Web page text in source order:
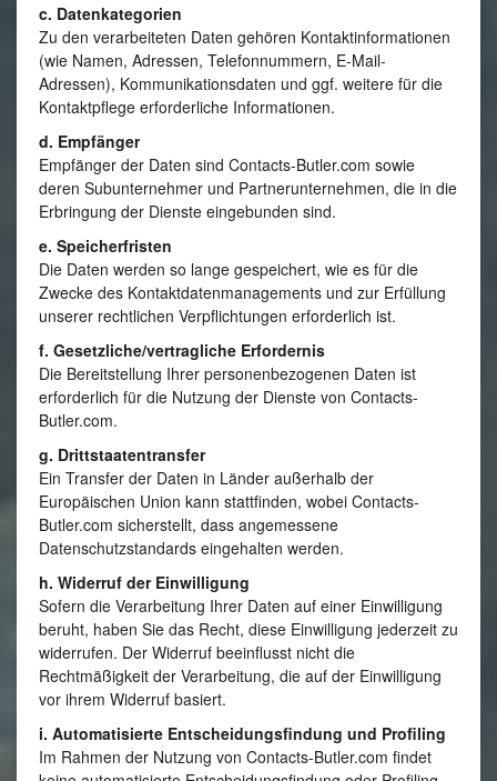
c. Datenkategorien
Zu den verarbeiteten Daten gehören Kontaktinformationen
(wie Namen, Adressen, Telefonnummern, E-Mail-
Adressen), Kommunikationsdaten und ggf. weitere für die
Kontaktpflege erforderliche Informationen.
d. Empfänger
Empfänger der Daten sind Contacts-Butler.com sowie
deren Subunternehmer und Partnerunternehmen, die in die
Erbringung der Dienste eingebunden sind.
e. Speicherfristen
Die Daten werden so lange gespeichert, wie es für die
Zwecke des Kontaktdatenmanagements und zur Erfüllung
unserer rechtlichen Verpflichtungen erforderlich ist.
f. Gesetzliche/vertragliche Erfordernis
Die Bereitstellung Ihrer personenbezogenen Daten ist
erforderlich für die Nutzung der Dienste von Contacts-
Butler.com.
g. Drittstaatentransfer
Ein Transfer der Daten in Länder außerhalb der
Europäischen Union kann stattfinden, wobei Contacts-
Butler.com sicherstellt, dass angemessene
Datenschutzstandards eingehalten werden.
h. Widerruf der Einwilligung
Sofern die Verarbeitung Ihrer Daten auf einer Einwilligung
beruht, haben Sie das Recht, diese Einwilligung jederzeit zu
widerrufen. Der Widerruf beeinflusst nicht die
Rechtmäßigkeit der Verarbeitung, die auf der Einwilligung
vor ihrem Widerruf basiert.
i. Automatisierte Entscheidungsfindung und Profiling
Im Rahmen der Nutzung von Contacts-Butler.com findet